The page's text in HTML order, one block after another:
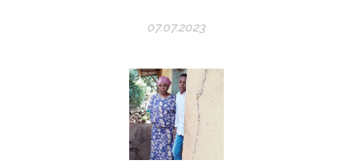
07.07.2023